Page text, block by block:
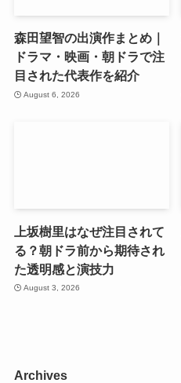
森田望智の出演作まとめ｜
ドラマ・映画・朝ドラで注
目された代表作を紹介
August 6, 2026
上坂樹里はなぜ注目されて
る？朝ドラ前から期待され
た透明感と演技力
August 3, 2026
Archives